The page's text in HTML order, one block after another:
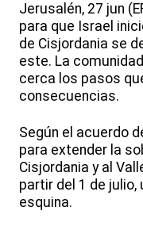
Jerusalén, 27 jun
para que Israel
de Cisjordania se
este. La
cerca los pasos
consecuencias.
Según el acuerdo
para extender la
Cisjordania y al
partir del 1 de julio,
esquina.